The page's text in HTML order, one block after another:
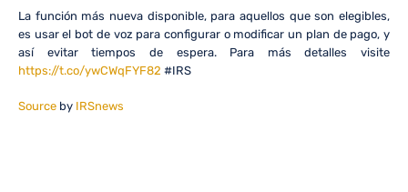
La función más nueva disponible, para aquellos que son elegibles,
es usar el bot de voz para configurar o modificar un plan de pago, y
así evitar tiempos de espera. Para más detalles visite
https://t.co/ywCWqFYF82 #IRS
Source by IRSnews